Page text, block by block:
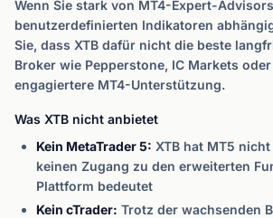
Wenn Sie stark von MT4-Expert-
benutzerdefinierten Indikatoren
Sie, dass XTB dafür nicht die beste
Broker wie Pepperstone, IC Markets
engagiertere MT4-Unterstützung.
Was XTB nicht anbietet
Kein MetaTrader 5: XTB hat MT5
keinen Zugang zu den erweiterten
Plattform bedeutet
Kein cTrader: Trotz der wachsenden